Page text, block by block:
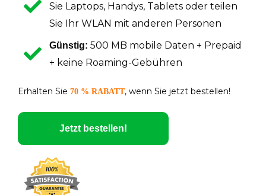
Sie Laptops, Handys, Tablets oder teilen
Sie Ihr WLAN mit anderen Personen
Günstig: 500 MB mobile Daten + Prepaid
+ keine Roaming-Gebühren
Erhalten Sie 70 % RABATT, wenn Sie jetzt bestellen!
Jetzt bestellen!